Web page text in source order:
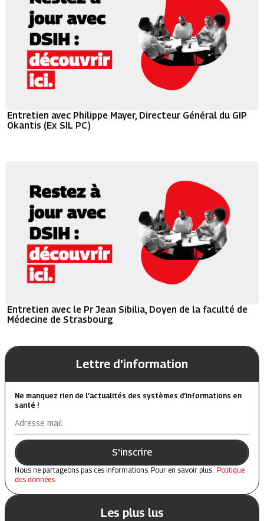
Entretien avec Philippe Mayer, Directeur Général du GIP
Okantis (Ex SIL PC)
Entretien avec le Pr Jean Sibilia, Doyen de la faculté de
Médecine de Strasbourg
Lettre d'information
Ne manquez rien de l’actualités des systèmes d’informations en
santé !
Adresse mail
S'inscrire
Nous ne partageons pas ces informations. Pour en savoir plus : Politique
des données
Les plus lus